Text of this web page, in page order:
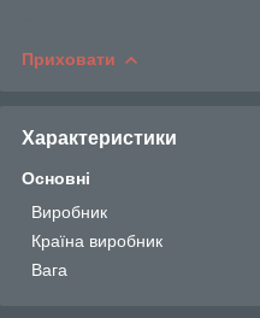
Приховати
Характеристики
Основні
Виробник
Країна виробник
Вага